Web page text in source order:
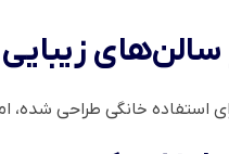
استفاده خانگی طراحی